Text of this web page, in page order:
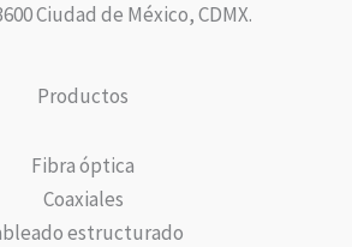
Ciudad de México, CDMX.
Productos
Fibra óptica
Coaxiales
estructurado